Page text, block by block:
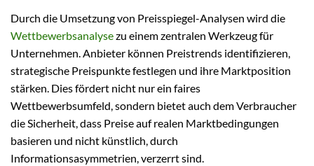
Durch die Umsetzung von Preisspiegel-Analysen wird die
Wettbewerbsanalysezu einem zentralen Werkzeug für
Unternehmen. Anbieter können Preistrends identifizieren,
strategische Preispunkte festlegen und ihre Marktposition
stärken. Dies fördert nicht nur ein faires
Wettbewerbsumfeld, sondern bietet auch dem Verbraucher
die Sicherheit, dass Preise auf realen Marktbedingungen
basieren und nicht künstlich, durch
Informationsasymmetrien, verzerrt sind.